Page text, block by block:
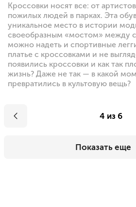
Кроссовки носят все: от
пожилых людей в парках. Эта
уникальное место в истории
своеобразным «мостом» между
можно надеть и спортивные
платье с кроссовками и не
появились кроссовки и как так
жизнь? Даже не так — в какой
превратились в культовую вещь?
4 из 6
Показать еще